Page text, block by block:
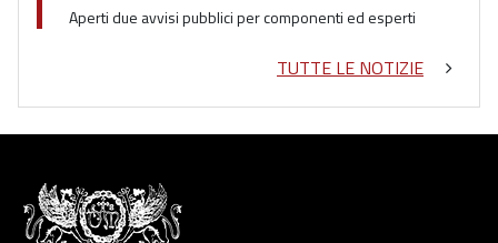
Aperti due avvisi pubblici per componenti ed esperti
TUTTE LE NOTIZIE